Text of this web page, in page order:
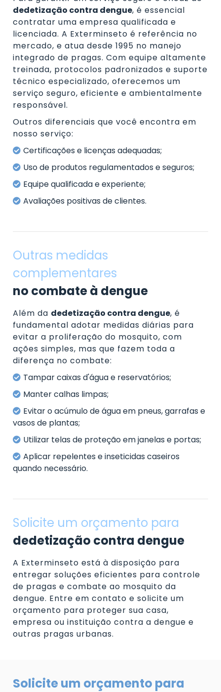
dedetização contra dengue, é essencial
contratar uma empresa qualificada e
licenciada. A Exterminseto é referência no
mercado, e atua desde 1995 no manejo
integrado de pragas. Com equipe altamente
treinada, protocolos padronizados e suporte
técnico especializado, oferecemos um
serviço seguro, eficiente e ambientalmente
responsável.
Outros diferenciais que você encontra em
nosso serviço:
Certificações e licenças adequadas;
Uso de produtos regulamentados e seguros;
Equipe qualificada e experiente;
Avaliações positivas de clientes.
Outras medidas
complementares
no combate à dengue
Além da dedetização contra dengue, é
fundamental adotar medidas diárias para
evitar a proliferação do mosquito, com
ações simples, mas que fazem toda a
diferença no combate:
Tampar caixas d'água e reservatórios;
Manter calhas limpas;
Evitar o acúmulo de água em pneus, garrafas e
vasos de plantas;
Utilizar telas de proteção em janelas e portas;
Aplicar repelentes e inseticidas caseiros
quando necessário.
Solicite um orçamento para
dedetização contra dengue
A Exterminseto está à disposição para
entregar soluções eficientes para controle
de pragas e combate ao mosquito da
dengue. Entre em contato e solicite um
orçamento para proteger sua casa,
empresa ou instituição contra a dengue e
outras pragas urbanas.
Solicite um orçamento para